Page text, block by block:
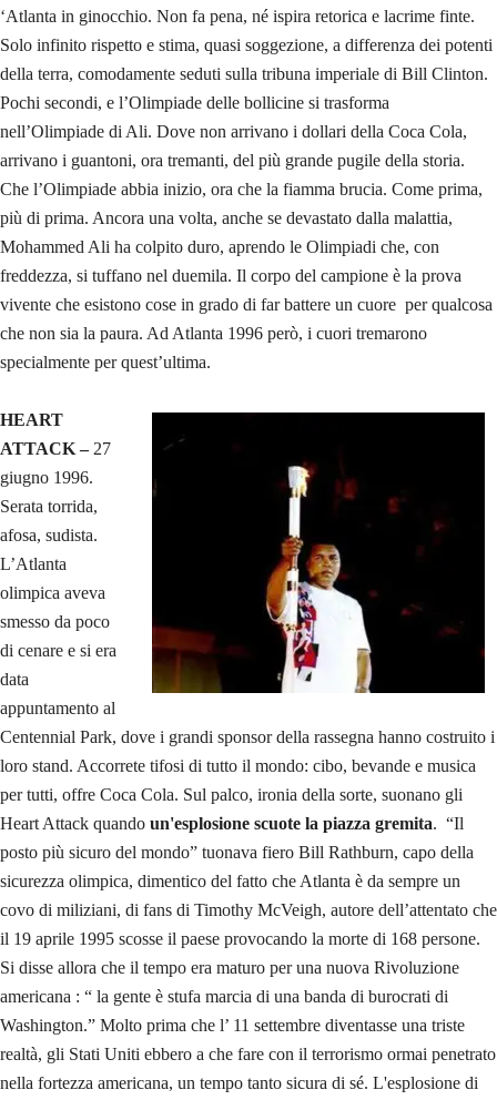
‘Atlanta in ginocchio. Non fa pena, né ispira retorica e lacrime finte.
Solo infinito rispetto e stima, quasi soggezione, a differenza dei potenti
della terra, comodamente seduti sulla tribuna imperiale di Bill Clinton.
Pochi secondi, e l’Olimpiade delle bollicine si trasforma
nell’Olimpiade di Ali. Dove non arrivano i dollari della Coca Cola,
arrivano i guantoni, ora tremanti, del più grande pugile della storia.
Che l’Olimpiade abbia inizio, ora che la fiamma brucia. Come prima,
più di prima. Ancora una volta, anche se devastato dalla malattia,
Mohammed Ali ha colpito duro, aprendo le Olimpiadi che, con
freddezza, si tuffano nel duemila. Il corpo del campione è la prova
vivente che esistono cose in grado di far battere un cuore per qualcosa
che non sia la paura. Ad Atlanta 1996 però, i cuori tremarono
specialmente per quest’ultima.
HEART
ATTACK – 27
giugno 1996.
Serata torrida,
afosa, sudista.
L’Atlanta
olimpica aveva
smesso da poco
di cenare e si era
data
appuntamento al
Centennial Park, dove i grandi sponsor della rassegna hanno costruito i
loro stand. Accorrete tifosi di tutto il mondo: cibo, bevande e musica
per tutti, offre Coca Cola. Sul palco, ironia della sorte, suonano gli
Heart Attack quando un'esplosione scuote la piazza gremita. “Il
posto più sicuro del mondo” tuonava fiero Bill Rathburn, capo della
sicurezza olimpica, dimentico del fatto che Atlanta è da sempre un
covo di miliziani, di fans di Timothy McVeigh, autore dell’attentato che
il 19 aprile 1995 scosse il paese provocando la morte di 168 persone.
Si disse allora che il tempo era maturo per una nuova Rivoluzione
americana : “ la gente è stufa marcia di una banda di burocrati di
Washington.” Molto prima che l’ 11 settembre diventasse una triste
realtà, gli Stati Uniti ebbero a che fare con il terrorismo ormai penetrato
nella fortezza americana, un tempo tanto sicura di sé. L'esplosione di